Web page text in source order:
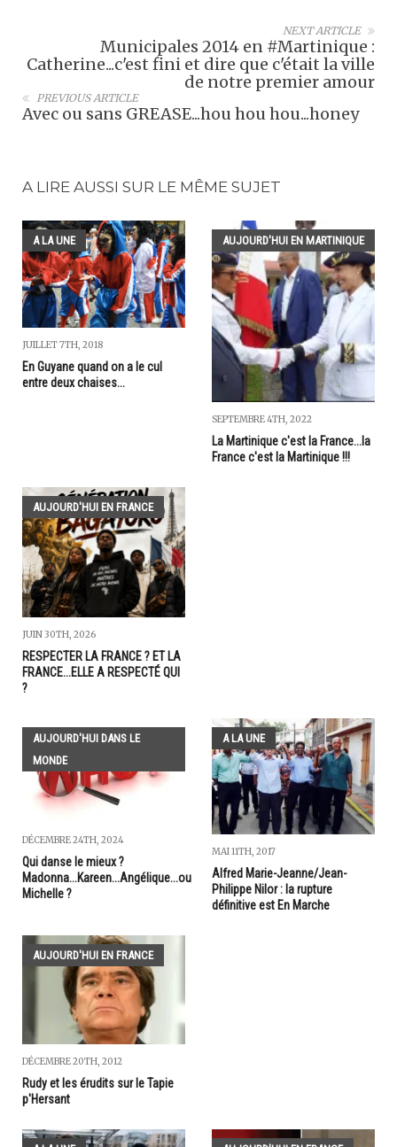
NEXT ARTICLE
Municipales 2014 en #Martinique :
Catherine...c'est fini et dire que c'était la ville
de notre premier amour
PREVIOUS ARTICLE
Avec ou sans GREASE...hou hou hou...honey
A LIRE AUSSI SUR LE MÊME SUJET
A LA UNE
JUILLET 7TH, 2018
En Guyane quand on a le cul
entre deux chaises...
AUJOURD'HUI EN MARTINIQUE
SEPTEMBRE 4TH, 2022
La Martinique c'est la France...la
France c'est la Martinique !!!
AUJOURD'HUI EN FRANCE
JUIN 30TH, 2026
RESPECTER LA FRANCE ? ET LA
FRANCE...ELLE A RESPECTÉ QUI
?
AUJOURD'HUI DANS LE
MONDE
DÉCEMBRE 24TH, 2024
Qui danse le mieux ?
Madonna...Kareen...Angélique...ou
Michelle ?
A LA UNE
MAI 11TH, 2017
Alfred Marie-Jeanne/Jean-
Philippe Nilor : la rupture
définitive est En Marche
AUJOURD'HUI EN FRANCE
DÉCEMBRE 20TH, 2012
Rudy et les érudits sur le Tapie
p'Hersant